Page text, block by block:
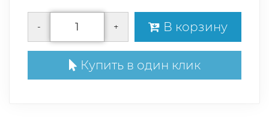
- + В корзину
Купить в один клик